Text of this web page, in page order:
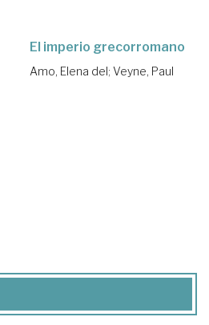
El imperio grecorromano
Amo, Elena del; Veyne, Paul